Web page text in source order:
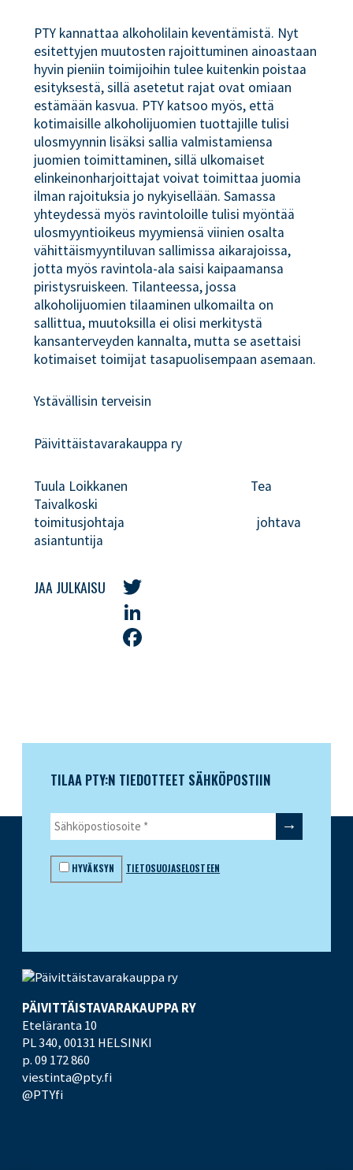
PTY kannattaa alkoholilain keventämistä. Nyt
esitettyjen muutosten rajoittuminen ainoastaan
hyvin pieniin toimijoihin tulee kuitenkin poistaa
esityksestä, sillä asetetut rajat ovat omiaan
estämään kasvua. PTY katsoo myös, että
kotimaisille alkoholijuomien tuottajille tulisi
ulosmyynnin lisäksi sallia valmistamiensa
juomien toimittaminen, sillä ulkomaiset
elinkeinonharjoittajat voivat toimittaa juomia
ilman rajoituksia jo nykyisellään. Samassa
yhteydessä myös ravintoloille tulisi myöntää
ulosmyyntioikeus myymiensä viinien osalta
vähittäismyyntiluvan sallimissa aikarajoissa,
jotta myös ravintola-ala saisi kaipaamansa
piristysruiskeen. Tilanteessa, jossa
alkoholijuomien tilaaminen ulkomailta on
sallittua, muutoksilla ei olisi merkitystä
kansanterveyden kannalta, mutta se asettaisi
kotimaiset toimijat tasapuolisempaan asemaan.
Ystävällisin terveisin
Päivittäistavarakauppa ry
Tuula Loikkanen Tea
Taivalkoski
toimitusjohtaja johtava
asiantuntija
JAA JULKAISU
Twitter
LinkedIn
TILAA PTY:N TIEDOTTEET SÄHKÖPOSTIIN
HYVÄKSYN TIETOSUOJASELOSTEEN
PÄIVITTÄISTAVARA­KAUPPA RY
Eteläranta 10
PL 340,00131 HELSINKI
p. 09 172 860
viestinta@pty.fi
@PTYfi